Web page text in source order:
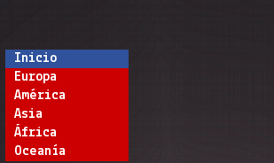
Inicio
Europa
América
Asia
África
Oceanía